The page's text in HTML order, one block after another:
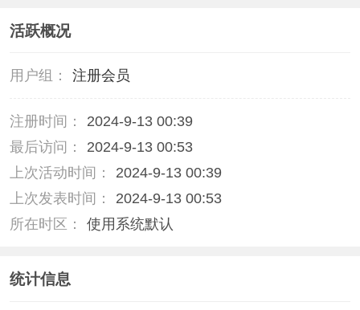
活跃概况
用户组： 注册会员
注册时间：
2024-9-13 00:39
最后访问：
2024-9-13 00:53
上次活动时间：
2024-9-13 00:39
上次发表时间：
2024-9-13 00:53
所在时区：
使用系统默认
统计信息